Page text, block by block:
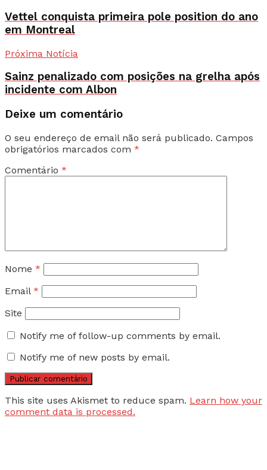
Vettel conquista primeira pole position do ano
em Montreal
Próxima Notícia
Sainz penalizado com posições na grelha após
incidente com Albon
Deixe um comentário
O seu endereço de email não será publicado. Campos
obrigatórios marcados com *
Comentário *
Nome *
Email *
Site
Notify me of follow-up comments by email.
Notify me of new posts by email.
This site uses Akismet to reduce spam. Learn how your
comment data is processed.